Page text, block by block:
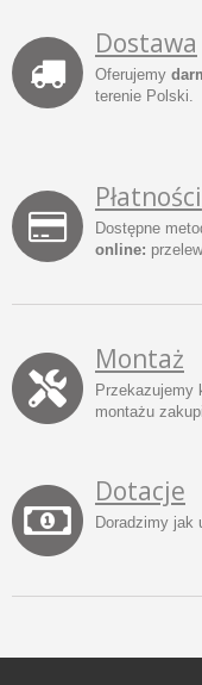
Dostawa
Oferujemy
terenie Polski.
Płatności
Dostępne
online:
Montaż
Przekazujemy
montażu
Dotacje
Doradzimy jak